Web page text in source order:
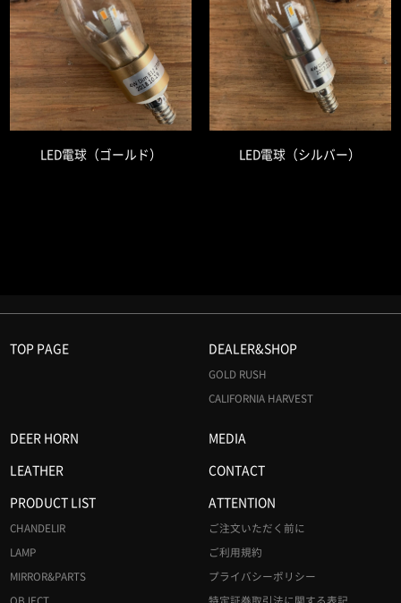
LED電球（ゴールド） LED電球（シルバー）
TOP PAGE DEALER&SHOP
GOLD RUSH
CALIFORNIA HARVEST
DEER HORN
MEDIA
LEATHER
CONTACT
PRODUCT LIST
CHANDELIR
LAMP
MIRROR&PARTS
ATTENTION
ご注文いただく前に
ご利用規約
プライバシーポリシー